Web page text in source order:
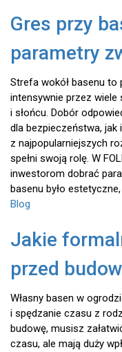
Gres przy
parametry
Strefa wokół basenu
intensywnie przez
i słońcu. Dobór
dla bezpieczeństwa,
z najpopularniejszych
spełni swoją rolę. W
inwestorom dobrać
basenu było
Blog
Jakie
przed
Własny basen w
i spędzanie czasu z
budowę, musisz
czasu, ale mają duży